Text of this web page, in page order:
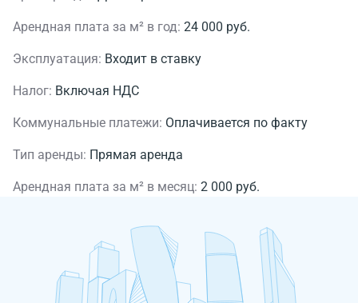
Арендная плата за м² в год: 24 000 руб.
Эксплуатация: Входит в ставку
Налог: Включая НДС
Коммунальные платежи: Оплачивается по факту
Тип аренды: Прямая аренда
Арендная плата за м² в месяц: 2 000 руб.